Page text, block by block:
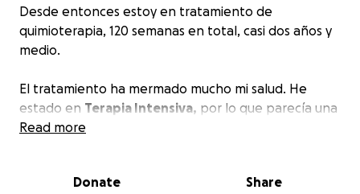
Desde entonces estoy en tratamiento de
quimioterapia, 120 semanas en total, casi dos años y
medio.
El tratamiento ha mermado mucho mi salud. He
estado en Terapia Intensiva, por lo que parecía una
simple “gripa”, porque para mí lo que puede ser una
Mis papás hacen todo para que siga siendo un niño
Read more
Donate Share